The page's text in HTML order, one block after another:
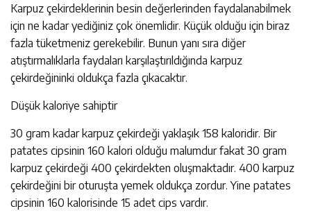
Karpuz çekirdeklerinin besin değerlerinden faydalanabilmek
için ne kadar yediğiniz çok önemlidir. Küçük olduğu için biraz
fazla tüketmeniz gerekebilir. Bunun yanı sıra diğer
atıştırmalıklarla faydaları karşılaştırıldığında karpuz
çekirdeğininki oldukça fazla çıkacaktır.
Düşük kaloriye sahiptir
30 gram kadar karpuz çekirdeği yaklaşık 158 kaloridir. Bir
patates cipsinin 160 kalori olduğu malumdur fakat 30 gram
karpuz çekirdeği 400 çekirdekten oluşmaktadır. 400 karpuz
çekirdeğini bir oturuşta yemek oldukça zordur. Yine patates
cipsinin 160 kalorisinde 15 adet cips vardır.